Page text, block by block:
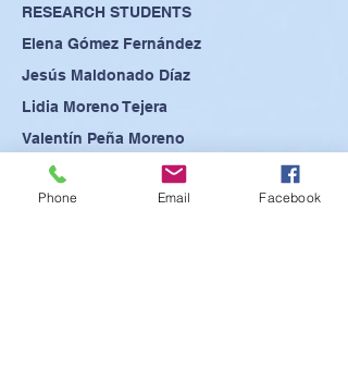
RESEARCH STUDENTS
Elena Gómez Fernández
Jesús Maldonado Díaz
Lidia Moreno Tejera
Valentín Peña Moreno
Phone Email Facebook